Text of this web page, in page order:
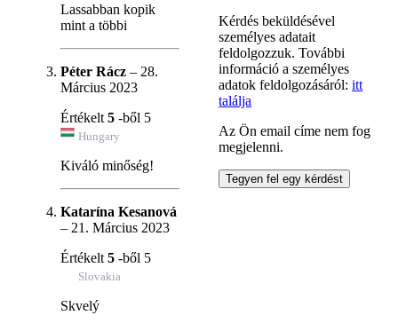
Lassabban kopik
mint a többi
Péter Rácz – 28.
Március 2023
Értékelt 5 -ből 5
Hungary
Kiváló minőség!
Katarína Kesanová
– 21. Március 2023
Értékelt 5 -ből 5
Slovakia
Skvelý
Kérdés beküldésével
személyes adatait
feldolgozzuk. További
információ a személyes
adatok feldolgozásáról:itt
találja
Az Ön email címe nem fog
megjelenni.